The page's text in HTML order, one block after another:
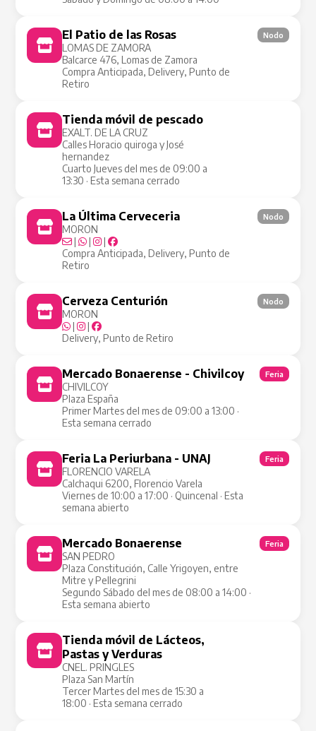
El Patio de las Rosas
LOMAS DE ZAMORA
Balcarce 476, Lomas de Zamora
Compra Anticipada, Delivery, Punto de
Retiro
Nodo
Tienda móvil de pescado
EXALT. DE LA CRUZ
Calles Horacio quiroga y José
hernandez
Cuarto Jueves del mes de 09:00 a
13:30 · Esta semana cerrado
La Última Cerveceria
MORON
|
|
|
Compra Anticipada, Delivery, Punto de
Retiro
Nodo
Cerveza Centurión
MORON
|
|
Delivery, Punto de Retiro
Nodo
Mercado Bonaerense - Chivilcoy
CHIVILCOY
Plaza España
Primer Martes del mes de 09:00 a 13:00 ·
Esta semana cerrado
Feria
Feria La Periurbana - UNAJ
FLORENCIO VARELA
Calchaqui 6200, Florencio Varela
Viernes de 10:00 a 17:00 · Quincenal · Esta
semana abierto
Feria
Mercado Bonaerense
SAN PEDRO
Plaza Constitución, Calle Yrigoyen, entre
Mitre y Pellegrini
Segundo Sábado del mes de 08:00 a 14:00 ·
Esta semana abierto
Feria
Tienda móvil de Lácteos,
Pastas y Verduras
CNEL. PRINGLES
Plaza San Martín
Tercer Martes del mes de 15:30 a
18:00 · Esta semana cerrado